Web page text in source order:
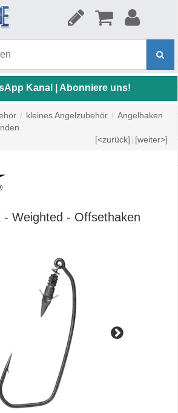
Kanal | Abonniere uns!
/ kleines Angelzubehör / Angelhaken
[<zurück] | [weiter>]
- Weighted - Offsethaken